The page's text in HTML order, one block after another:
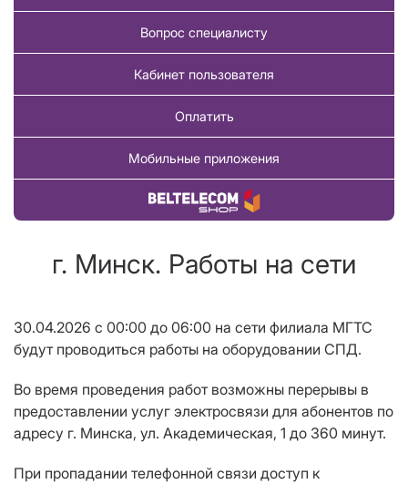
Вопрос специалисту
Кабинет пользователя
Оплатить
Мобильные приложения
Купить товар
г. Минск. Работы на сети
30.04.2026 с 00:00 до 06:00 на сети филиала МГТС
будут проводиться работы на оборудовании СПД.
Во время проведения работ возможны перерывы в
предоставлении услуг электросвязи для абонентов по
адресу г. Минска, ул. Академическая, 1 до 360 минут.
При пропадании телефонной связи доступ к